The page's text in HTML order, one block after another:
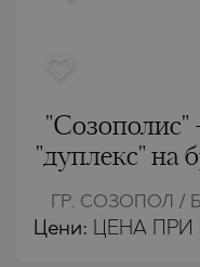
"дуплекс" на
ГР. СОЗОПОЛ /
Цени: ЦЕНА ПРИ